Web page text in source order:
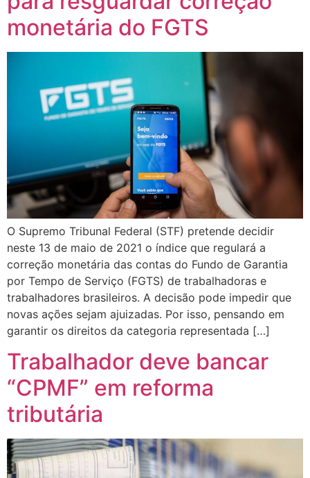
monetária do FGTS
O Supremo Tribunal Federal (STF) pretende decidir
neste 13 de maio de 2021 o índice que regulará a
correção monetária das contas do Fundo de Garantia
por Tempo de Serviço (FGTS) de trabalhadoras e
trabalhadores brasileiros. A decisão pode impedir que
novas ações sejam ajuizadas. Por isso, pensando em
garantir os direitos da categoria representada […]
Trabalhador deve bancar
“CPMF” em reforma
tributária